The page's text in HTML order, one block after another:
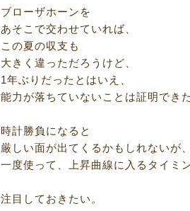
ブローザホーンを
あそこで交わせていれば、
この夏の収支も
大きく違っただろうけど、
1年ぶりだったとはいえ、
能力が落ちていないことは証明でき
時計勝負になると
厳しい面が出てくるかもしれないが、
一度使って、上昇曲線に入るタイミ
注目しておきたい。